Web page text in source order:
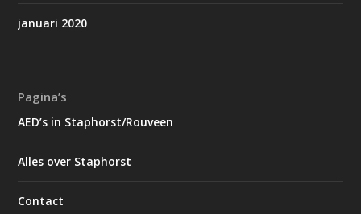
januari 2020
Pagina’s
AED’s in Staphorst/Rouveen
Alles over Staphorst
Contact